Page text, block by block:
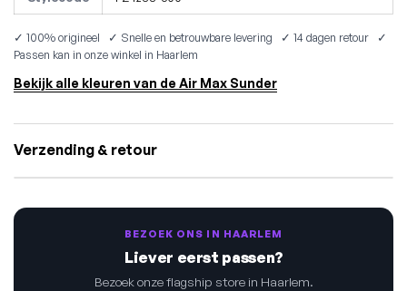
✓ 100% origineel ✓ Snelle en betrouwbare levering ✓ 14 dagen retour ✓
Passen kan in onze winkel in Haarlem
Bekijk alle kleuren van de Air Max Sunder
Verzending & retour
BEZOEK ONS IN HAARLEM
Liever eerst passen?
Bezoek onze flagship store in Haarlem.